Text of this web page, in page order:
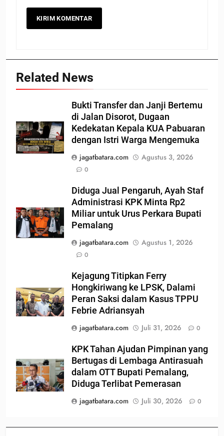
Related News
Bukti Transfer dan Janji Bertemu
di Jalan Disorot, Dugaan
Kedekatan Kepala KUA Pabuaran
dengan Istri Warga Mengemuka
jagatbatara.com
Agustus 3, 2026
0
Diduga Jual Pengaruh, Ayah Staf
Administrasi KPK Minta Rp2
Miliar untuk Urus Perkara Bupati
Pemalang
jagatbatara.com
Agustus 1, 2026
0
Kejagung Titipkan Ferry
Hongkiriwang ke LPSK, Dalami
Peran Saksi dalam Kasus TPPU
Febrie Adriansyah
jagatbatara.com
Juli 31, 2026 0
KPK Tahan Ajudan Pimpinan yang
Bertugas di Lembaga Antirasuah
dalam OTT Bupati Pemalang,
Diduga Terlibat Pemerasan
jagatbatara.com
Juli 30, 2026 0